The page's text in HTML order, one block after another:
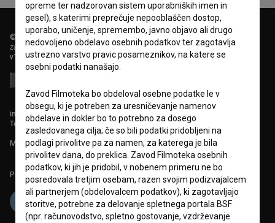
© 2018-2026, Filmoteka,
zavod za širjenje filmske kulture
v7.151.0
info@filmoteka.si
Tehnična pomoč: podpora@bsf.si
Mednarodna številka ISSN 2670-787X
Projekt sofinancira:
opreme ter nadzorovan sistem uporabniških imen in
gesel), s katerimi preprečuje nepooblaščen dostop,
uporabo, uničenje, spremembo, javno objavo ali drugo
nedovoljeno obdelavo osebnih podatkov ter zagotavlja
ustrezno varstvo pravic posameznikov, na katere se
osebni podatki nanašajo.
Zavod Filmoteka bo obdeloval osebne podatke le v
obsegu, ki je potreben za uresničevanje namenov
obdelave in dokler bo to potrebno za dosego
zasledovanega cilja; če so bili podatki pridobljeni na
podlagi privolitve pa za namen, za katerega je bila
privolitev dana, do preklica. Zavod Filmoteka osebnih
podatkov, ki jih je pridobil, v nobenem primeru ne bo
posredovala tretjim osebam, razen svojim podizvajalcem
ali partnerjem (obdelovalcem podatkov), ki zagotavljajo
storitve, potrebne za delovanje spletnega portala BSF
(npr. računovodstvo, spletno gostovanje, vzdrževanje